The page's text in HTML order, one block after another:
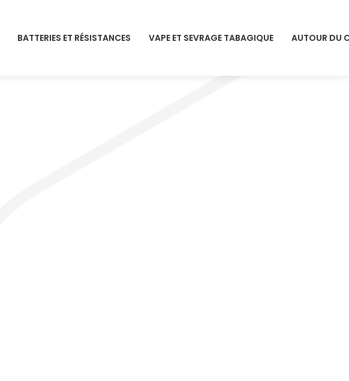
BATTERIES ET RÉSISTANCES VAPE ET SEVRAGE TABAGIQUE AUTOUR DU